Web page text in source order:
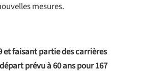
mesures.
et faisant partie des carrières
prévu à 60 ans pour 167